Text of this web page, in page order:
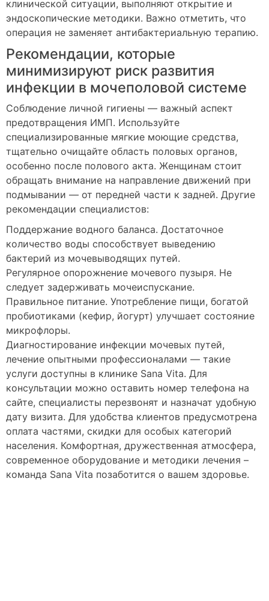
клинической ситуации, выполняют открытие и
эндоскопические методики. Важно отметить, что
операция не заменяет антибактериальную терапию.
Рекомендации, которые
минимизируют риск развития
инфекции в мочеполовой системе
Соблюдение личной гигиены — важный аспект
предотвращения ИМП. Используйте
специализированные мягкие моющие средства,
тщательно очищайте область половых органов,
особенно после полового акта. Женщинам стоит
обращать внимание на направление движений при
подмывании — от передней части к задней. Другие
рекомендации специалистов:
Поддержание водного баланса. Достаточное
количество воды способствует выведению
бактерий из мочевыводящих путей.
Регулярное опорожнение мочевого пузыря. Не
следует задерживать мочеиспускание.
Правильное питание. Употребление пищи, богатой
пробиотиками (кефир, йогурт) улучшает состояние
микрофлоры.
Диагностирование инфекции мочевых путей,
лечение опытными профессионалами — такие
услуги доступны в клинике Sana Vita. Для
консультации можно оставить номер телефона на
сайте, специалисты перезвонят и назначат удобную
дату визита. Для удобства клиентов предусмотрена
оплата частями, скидки для особых категорий
населения. Комфортная, дружественная атмосфера,
современное оборудование и методики лечения –
команда Sana Vita позаботится о вашем здоровье.